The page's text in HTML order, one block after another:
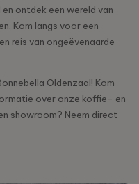
ontdek een wereld van
Kom langs voor een
reis van ongeëvenaarde
Oldenzaal! Kom
over onze koffie- en
showroom? Neem direct